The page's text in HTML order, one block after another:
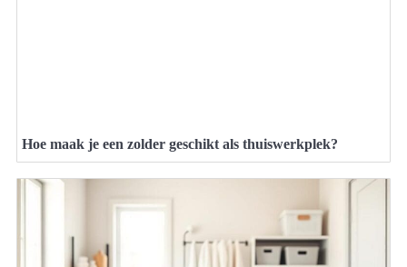
Hoe maak je een zolder geschikt als thuiswerkplek?